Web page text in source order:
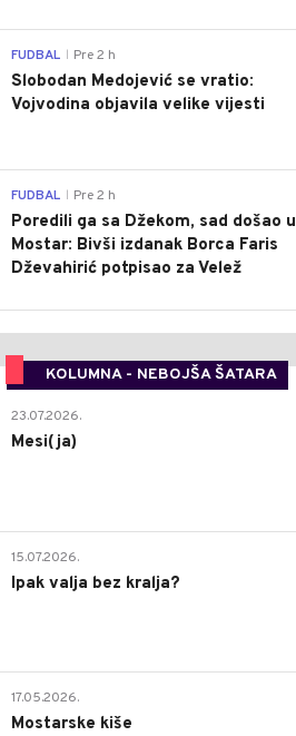
FUDBAL Pre 2 h
Slobodan Medojević se vratio:
Vojvodina objavila velike vijesti
FUDBAL Pre 2 h
Poredili ga sa Džekom, sad došao u
Mostar: Bivši izdanak Borca Faris
Dževahirić potpisao za Velež
KOLUMNA - NEBOJŠA ŠATARA
23.07.2026.
Mesi(ja)
15.07.2026.
Ipak valja bez kralja?
17.05.2026.
Mostarske kiše